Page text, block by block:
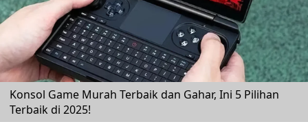
Konsol Game Murah Terbaik dan Gahar, Ini 5 Pilihan
Terbaik di 2025!